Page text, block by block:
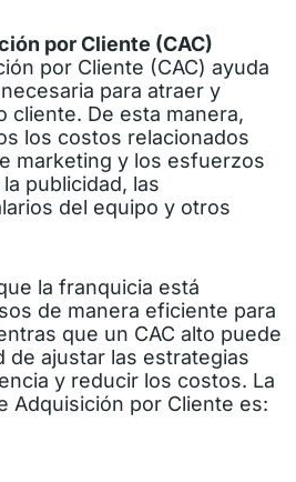
por Cliente (CAC)
por Cliente (CAC) ayuda
para atraer y
cliente. De esta manera,
los costos relacionados
marketing y los esfuerzos
publicidad, las
del equipo y otros
la franquicia está
de manera eficiente para
que un CAC alto puede
de ajustar las estrategias
y reducir los costos. La
Adquisición por Cliente es: